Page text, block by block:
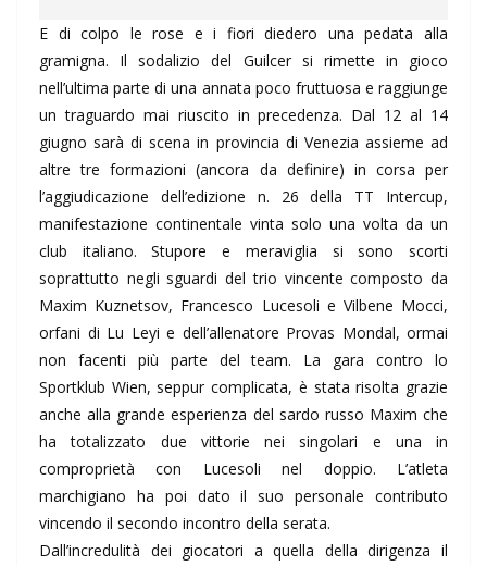
E di colpo le rose e i fiori diedero una pedata alla
gramigna. Il sodalizio del Guilcer si rimette in gioco
nell’ultima parte di una annata poco fruttuosa e raggiunge
un traguardo mai riuscito in precedenza. Dal 12 al 14
giugno sarà di scena in provincia di Venezia assieme ad
altre tre formazioni (ancora da definire) in corsa per
l’aggiudicazione dell’edizione n. 26 della TT Intercup,
manifestazione continentale vinta solo una volta da un
club italiano. Stupore e meraviglia si sono scorti
soprattutto negli sguardi del trio vincente composto da
Maxim Kuznetsov, Francesco Lucesoli e Vilbene Mocci,
orfani di Lu Leyi e dell’allenatore Provas Mondal, ormai
non facenti più parte del team. La gara contro lo
Sportklub Wien, seppur complicata, è stata risolta grazie
anche alla grande esperienza del sardo russo Maxim che
ha totalizzato due vittorie nei singolari e una in
comproprietà con Lucesoli nel doppio. L’atleta
marchigiano ha poi dato il suo personale contributo
vincendo il secondo incontro della serata.
Dall’incredulità dei giocatori a quella della dirigenza il